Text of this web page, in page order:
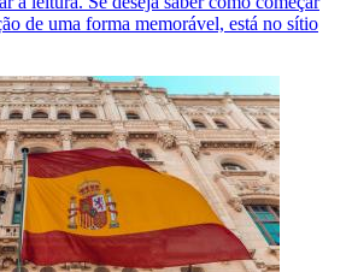
de uma forma memorável, está no sítio